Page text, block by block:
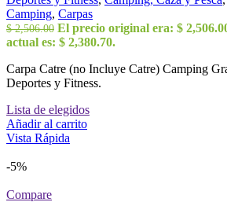
Camping, Carpas
$2,506.00 El precio original era: $
actual es: $ 2,380.70.
Carpa Catre (no Incluye Catre) Camping
Deportes y Fitness.
Lista de elegidos
Añadir al carrito
Vista Rápida
-5%
Compare